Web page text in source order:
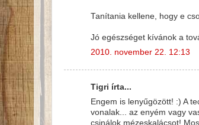
Tanítania kellene, hogy e
Jó egészséget kívánok a
2010. november 22. 12:13
Tigri írta...
Engem is lenyűgözött! :) A
vonalak... az enyém vagy
csinálok mézeskalácsot!